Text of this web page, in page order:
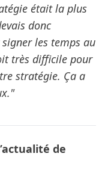
était la plus
donc
les temps au
très difficile pour
stratégie. Ça a
de